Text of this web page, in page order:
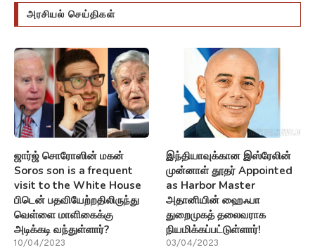
அரசியல் செய்திகள்
ஜார்ஜ் சொரோஸின் மகன்
Soros son is a frequent
visit to the White House
பிடென் பதவியேற்றதிலிருந்து
வெள்ளை மாளிகைக்கு
அடிக்கடி வந்துள்ளார்?
10/04/2023
இந்தியாவுக்கான இஸ்ரேலின்
முன்னாள் தூதர் Appointed
as Harbor Master
அதானியின் ஹைஃபா
துறைமுகத் தலைவராக
நியமிக்கப்பட்டுள்ளார்!
03/04/2023